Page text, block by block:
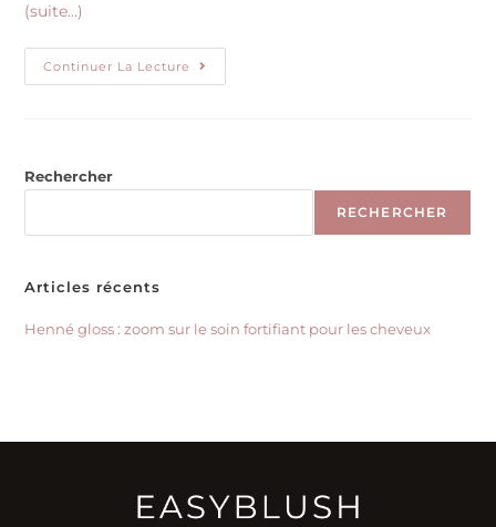
(suite…)
Continuer La Lecture
Rechercher
RECHERCHER
Articles récents
Henné gloss : zoom sur le soin fortifiant pour les cheveux